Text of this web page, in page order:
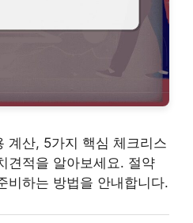
계산, 5가지 핵심 체크리스
견적을 알아보세요. 절약
비하는 방법을 안내합니다.